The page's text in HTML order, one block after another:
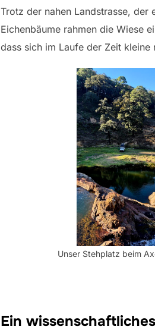
Trotz der nahen Landstrasse,
Eichenbäume rahmen die Wiese
dass sich im Laufe der Zeit kleine
Unser Stehplatz beim
Ein